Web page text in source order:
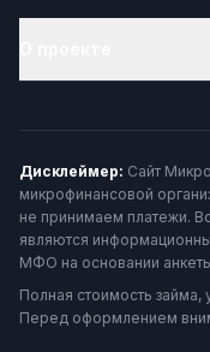
Дисклеймер: Сайт
микрофинансовой
не принимаем платежи.
являются
МФО на основании
Полная стоимость
Перед оформлением